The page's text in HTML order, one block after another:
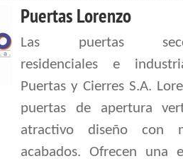
Puertas Lorenzo
Las puertas
residenciales e
Puertas y Cierres S.A.
puertas de apertura
atractivo diseño con
acabados. Ofrecen una